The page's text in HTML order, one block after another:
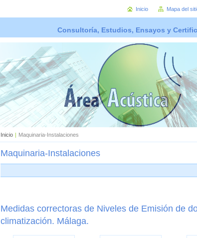
Consultoría, Estudios, Ensayos y
Inicio | Maquinaria-Instalaciones
Maquinaria-Instalaciones
Medidas correctoras de Niveles de Emisión de
climatización. Málaga.
Inicio Mapa del